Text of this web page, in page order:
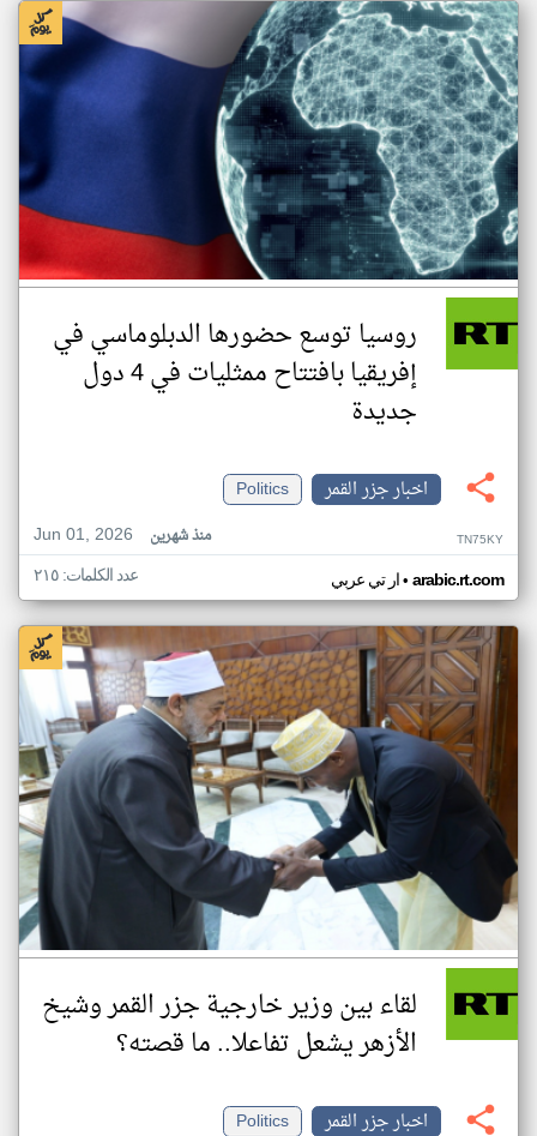
روسيا توسع حضورها الدبلوماسي في
إفريقيا بافتتاح ممثليات في 4 دول
جديدة
اخبار جزر القمر
Politics
Jun 01, 2026
منذ شهرين TN75KY
ار تي عربي• arabic.rt.com عدد الكلمات: ٢١٥
لقاء بين وزير خارجية جزر القمر وشيخ
الأزهر يشعل تفاعلا.. ما قصته؟
اخبار جزر القمر
Politics